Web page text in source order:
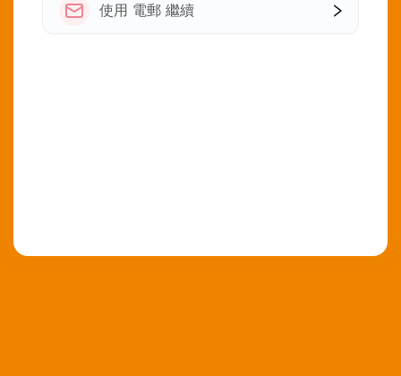
使用 電郵 繼續